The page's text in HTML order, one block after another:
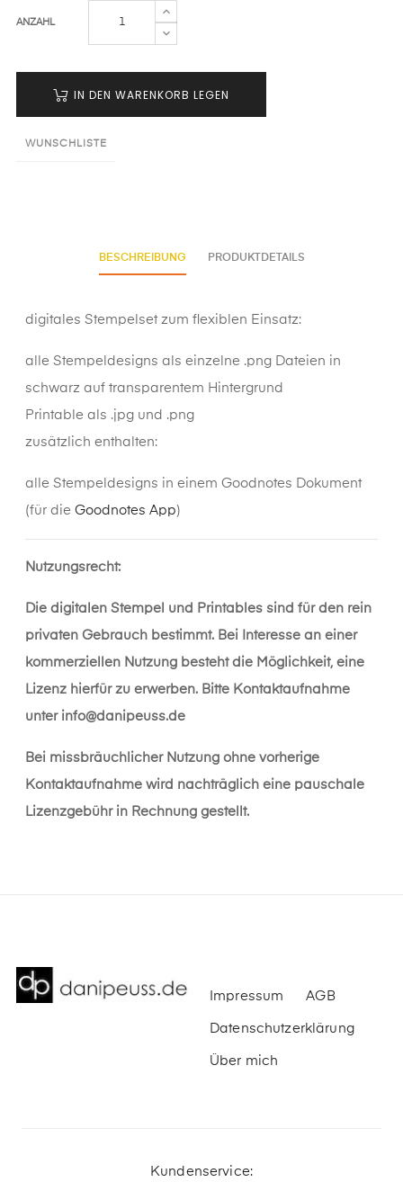
ANZAHL
IN DEN WARENKORB LEGEN
WUNSCHLISTE
BESCHREIBUNG PRODUKTDETAILS
digitales Stempelset zum flexiblen Einsatz:
alle Stempeldesigns als einzelne .png Dateien in
schwarz auf transparentem Hintergrund
Printable als .jpg und .png
zusätzlich enthalten:
alle Stempeldesigns in einem Goodnotes Dokument
(für die Goodnotes App)
Nutzungsrecht:
Die digitalen Stempel und Printables sind für den rein
privaten Gebrauch bestimmt. Bei Interesse an einer
kommerziellen Nutzung besteht die Möglichkeit, eine
Lizenz hierfür zu erwerben. Bitte Kontaktaufnahme
unter info@danipeuss.de
Bei missbräuchlicher Nutzung ohne vorherige
Kontaktaufnahme wird nachträglich eine pauschale
Lizenzgebühr in Rechnung gestellt.
Impressum AGB
Datenschutzerklärung
Über mich
Kundenservice: